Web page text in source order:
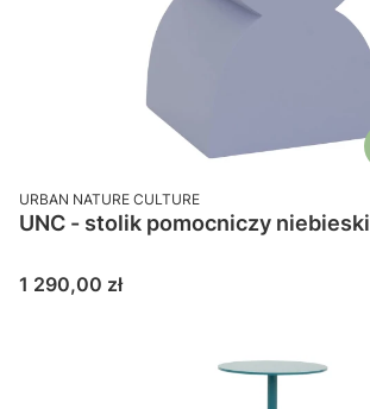
PRODUCENT
URBAN NATURE CULTURE
UNC - stolik pomocniczy niebieski
Cena
1 290,00 zł